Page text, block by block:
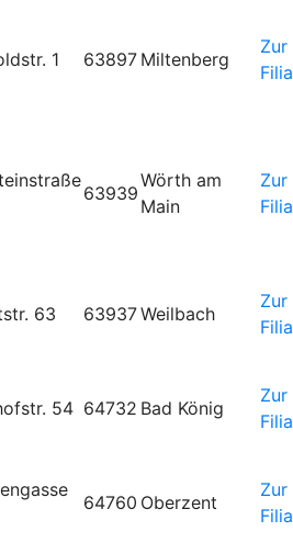
1 63897 Miltenberg
Zur
63939
Wörth am
Main
Zur
63 63937Weilbach
Zur
54 64732 Bad König
Zur
64760 Oberzent
Zur